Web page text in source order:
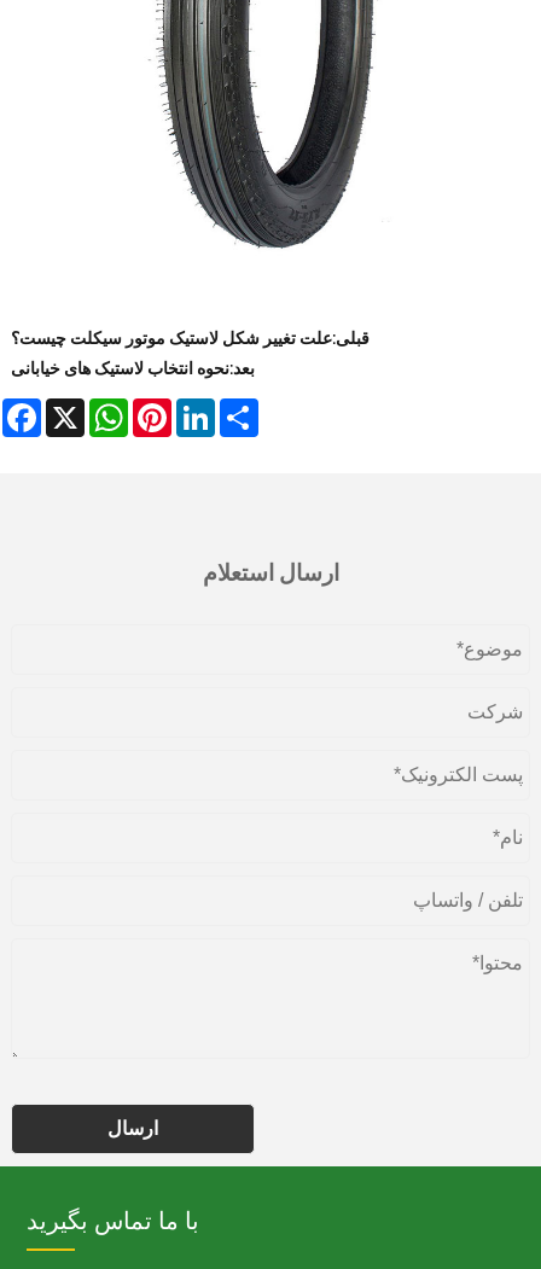
قبلی:علت تغییر شکل لاستیک موتور سیکلت چیست؟
بعد:نحوه انتخاب لاستیک های خیابانی
X
WhatsAppPinterestLinkedInShare
ارسال استعلام
ارسال
با ما تماس بگیرید